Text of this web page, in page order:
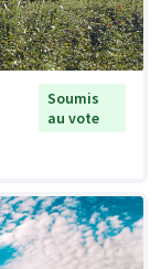
Soumis
au vote